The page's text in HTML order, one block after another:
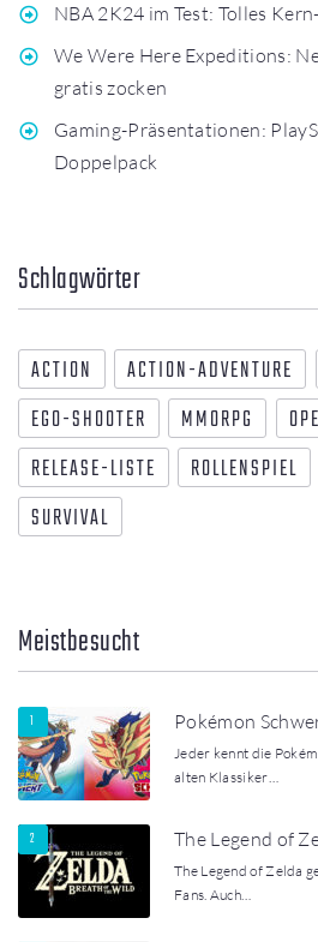
NBA 2K24 im Test: Tolles
We Were Here Expeditions:
gratis zocken
Gaming-Präsentationen:
Doppelpack
Schlagwörter
ACTION ACTION-ADVENTURE
EGO-SHOOTER
MMORPG
RELEASE-LISTE
ROLLENSPIEL
SURVIVAL
Meistbesucht
Pokémon
Jeder kennt die
alten Klassiker…
The Legend of
The Legend of Zelda
Fans. Auch…